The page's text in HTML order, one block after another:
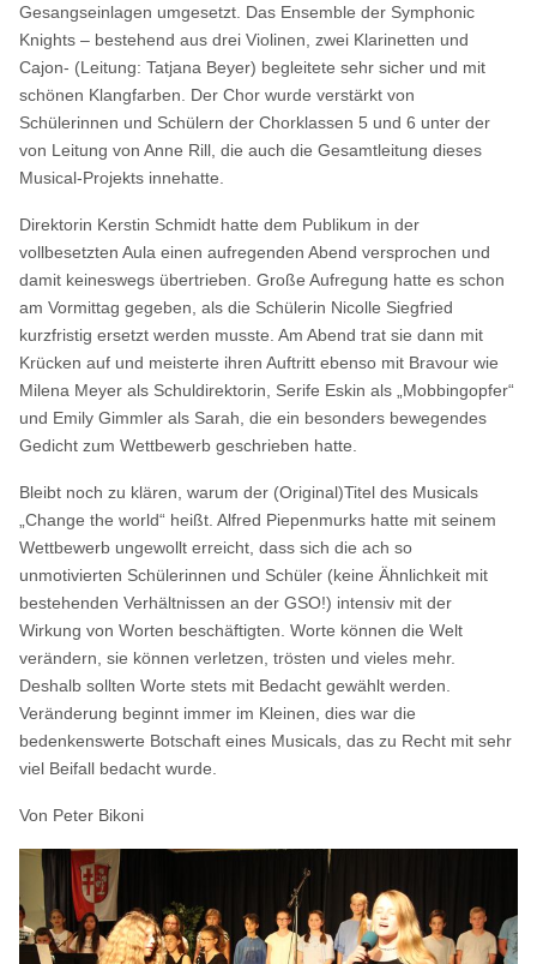
Gesangseinlagen umgesetzt. Das Ensemble der Symphonic
Knights – bestehend aus drei Violinen, zwei Klarinetten und
Cajon- (Leitung: Tatjana Beyer) begleitete sehr sicher und mit
schönen Klangfarben. Der Chor wurde verstärkt von
Schülerinnen und Schülern der Chorklassen 5 und 6 unter der
von Leitung von Anne Rill, die auch die Gesamtleitung dieses
Musical-Projekts innehatte.
Direktorin Kerstin Schmidt hatte dem Publikum in der
vollbesetzten Aula einen aufregenden Abend versprochen und
damit keineswegs übertrieben. Große Aufregung hatte es schon
am Vormittag gegeben, als die Schülerin Nicolle Siegfried
kurzfristig ersetzt werden musste. Am Abend trat sie dann mit
Krücken auf und meisterte ihren Auftritt ebenso mit Bravour wie
Milena Meyer als Schuldirektorin, Serife Eskin als „Mobbingopfer“
und Emily Gimmler als Sarah, die ein besonders bewegendes
Gedicht zum Wettbewerb geschrieben hatte.
Bleibt noch zu klären, warum der (Original)Titel des Musicals
„Change the world“ heißt. Alfred Piepenmurks hatte mit seinem
Wettbewerb ungewollt erreicht, dass sich die ach so
unmotivierten Schülerinnen und Schüler (keine Ähnlichkeit mit
bestehenden Verhältnissen an der GSO!) intensiv mit der
Wirkung von Worten beschäftigten. Worte können die Welt
verändern, sie können verletzen, trösten und vieles mehr.
Deshalb sollten Worte stets mit Bedacht gewählt werden.
Veränderung beginnt immer im Kleinen, dies war die
bedenkenswerte Botschaft eines Musicals, das zu Recht mit sehr
viel Beifall bedacht wurde.
Von Peter Bikoni